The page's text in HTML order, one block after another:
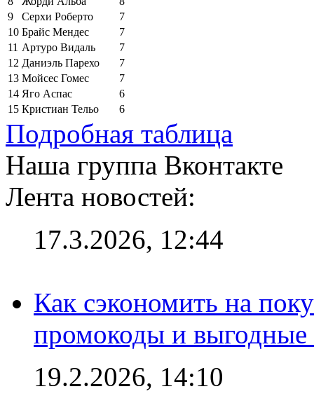
9
Серхи Роберто
7
10 Брайс Мендес
7
11 Артуро Видаль
7
12 Даниэль Парехо
7
13 Мойсес Гомес
7
14 Яго Аспас
6
15 Кристиан Тельо 6
Подробная таблица
Наша группа Вконтакте
Лента новостей:
17.3.2026, 12:44
Как сэкономить на
промокоды и выгодные
19.2.2026, 14:10